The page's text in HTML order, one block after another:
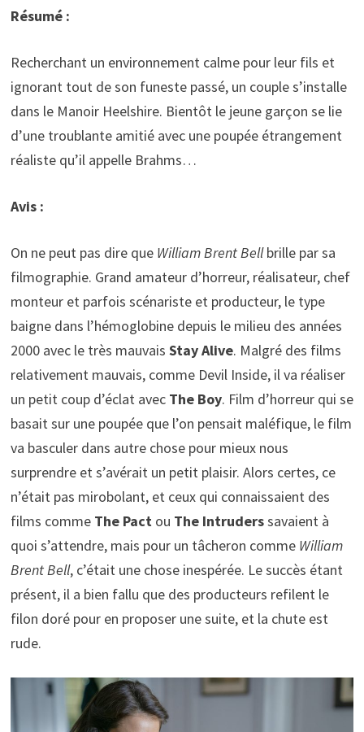
Résumé :
Recherchant un environnement calme pour leur fils et
ignorant tout de son funeste passé, un couple s’installe
dans le Manoir Heelshire. Bientôt le jeune garçon se lie
d’une troublante amitié avec une poupée étrangement
réaliste qu’il appelle Brahms…
Avis :
On ne peut pas dire que William Brent Bellbrille par sa
filmographie. Grand amateur d’horreur, réalisateur, chef
monteur et parfois scénariste et producteur, le type
baigne dans l’hémoglobine depuis le milieu des années
2000 avec le très mauvais Stay Alive. Malgré des films
relativement mauvais, comme Devil Inside, il va réaliser
un petit coup d’éclat avec The Boy. Film d’horreur qui se
basait sur une poupée que l’on pensait maléfique, le film
va basculer dans autre chose pour mieux nous
surprendre et s’avérait un petit plaisir. Alors certes, ce
n’était pas mirobolant, et ceux qui connaissaient des
films comme The Pactou The Intruderssavaient à
quoi s’attendre, mais pour un tâcheron comme William
Brent Bell, c’était une chose inespérée. Le succès étant
présent, il a bien fallu que des producteurs refilent le
filon doré pour en proposer une suite, et la chute est
rude.